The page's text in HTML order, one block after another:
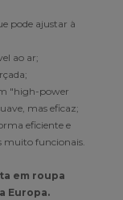
pode ajustar à
ao ar;
"high-power
mas eficaz;
eficiente e
muito funcionais.
em roupa
Europa.